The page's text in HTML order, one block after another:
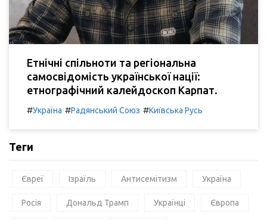
Етнічні спільноти та регіональна
самосвідомість української нації:
етнографічний калейдоскоп Карпат.
#Україна #Радянський Союз #Київська Русь
Теги
Євреї Ізраїль Антисемітизм Україна
Росія Дональд Трамп Українці Європа